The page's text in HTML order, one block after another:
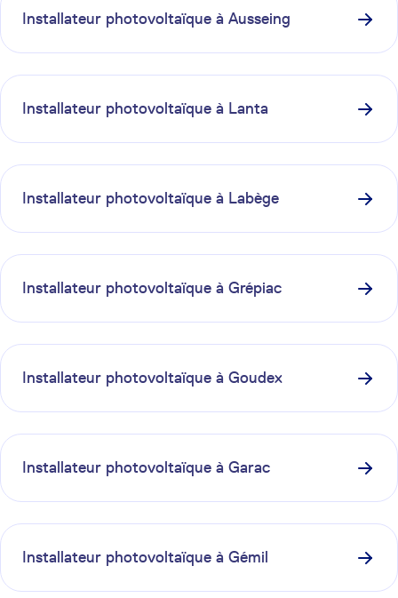
Installateur photovoltaïque à Ausseing
Installateur photovoltaïque à Lanta
Installateur photovoltaïque à Labège
Installateur photovoltaïque à Grépiac
Installateur photovoltaïque à Goudex
Installateur photovoltaïque à Garac
Installateur photovoltaïque à Gémil